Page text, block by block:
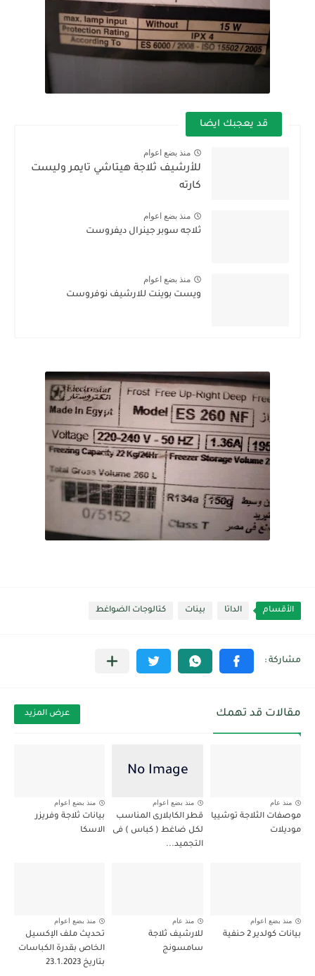
قد يعجبك ايضا
منذ بضع اعوام
للأرشيف ثلاجة هيتاشي تايمر وليست
كارته
منذ بضع اعوام
ثلاجه سوبر جينرال ديفروست
منذ بضع اعوام
ويست بوينت للارشيف نوفروست
الأقسام الداتا بينات كتالوجات الضواغط
مقالات قد تهمك عرض المزيد
منذ عام
موصفات الثلاجة توشييا
موديلات
منذ بضع اعوام
قطر الكابلارى المناسب
لكل ضاغط ( كباس ) فى
التجميد...
منذ بضع اعوام
بيانات ثلاجة وفريزر
الاسكا
منذ بضع اعوام
بيانات كولدير 2 حنفية
منذ عام
للارشيف ثلاجة
سامسونج
منذ بضع اعوام
تحديث ملف الإكسيل
الخاص بقدرة الكباسات
بتاريخ 23.1.2023